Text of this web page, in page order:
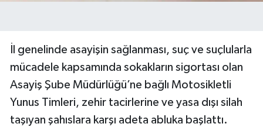
​İl genelinde asayişin sağlanması, suç ve suçlularla
mücadele kapsamında sokakların sigortası olan
Asayiş Şube Müdürlüğü’ne bağlı Motosikletli
Yunus Timleri, zehir tacirlerine ve yasa dışı silah
taşıyan şahıslara karşı adeta abluka başlattı.